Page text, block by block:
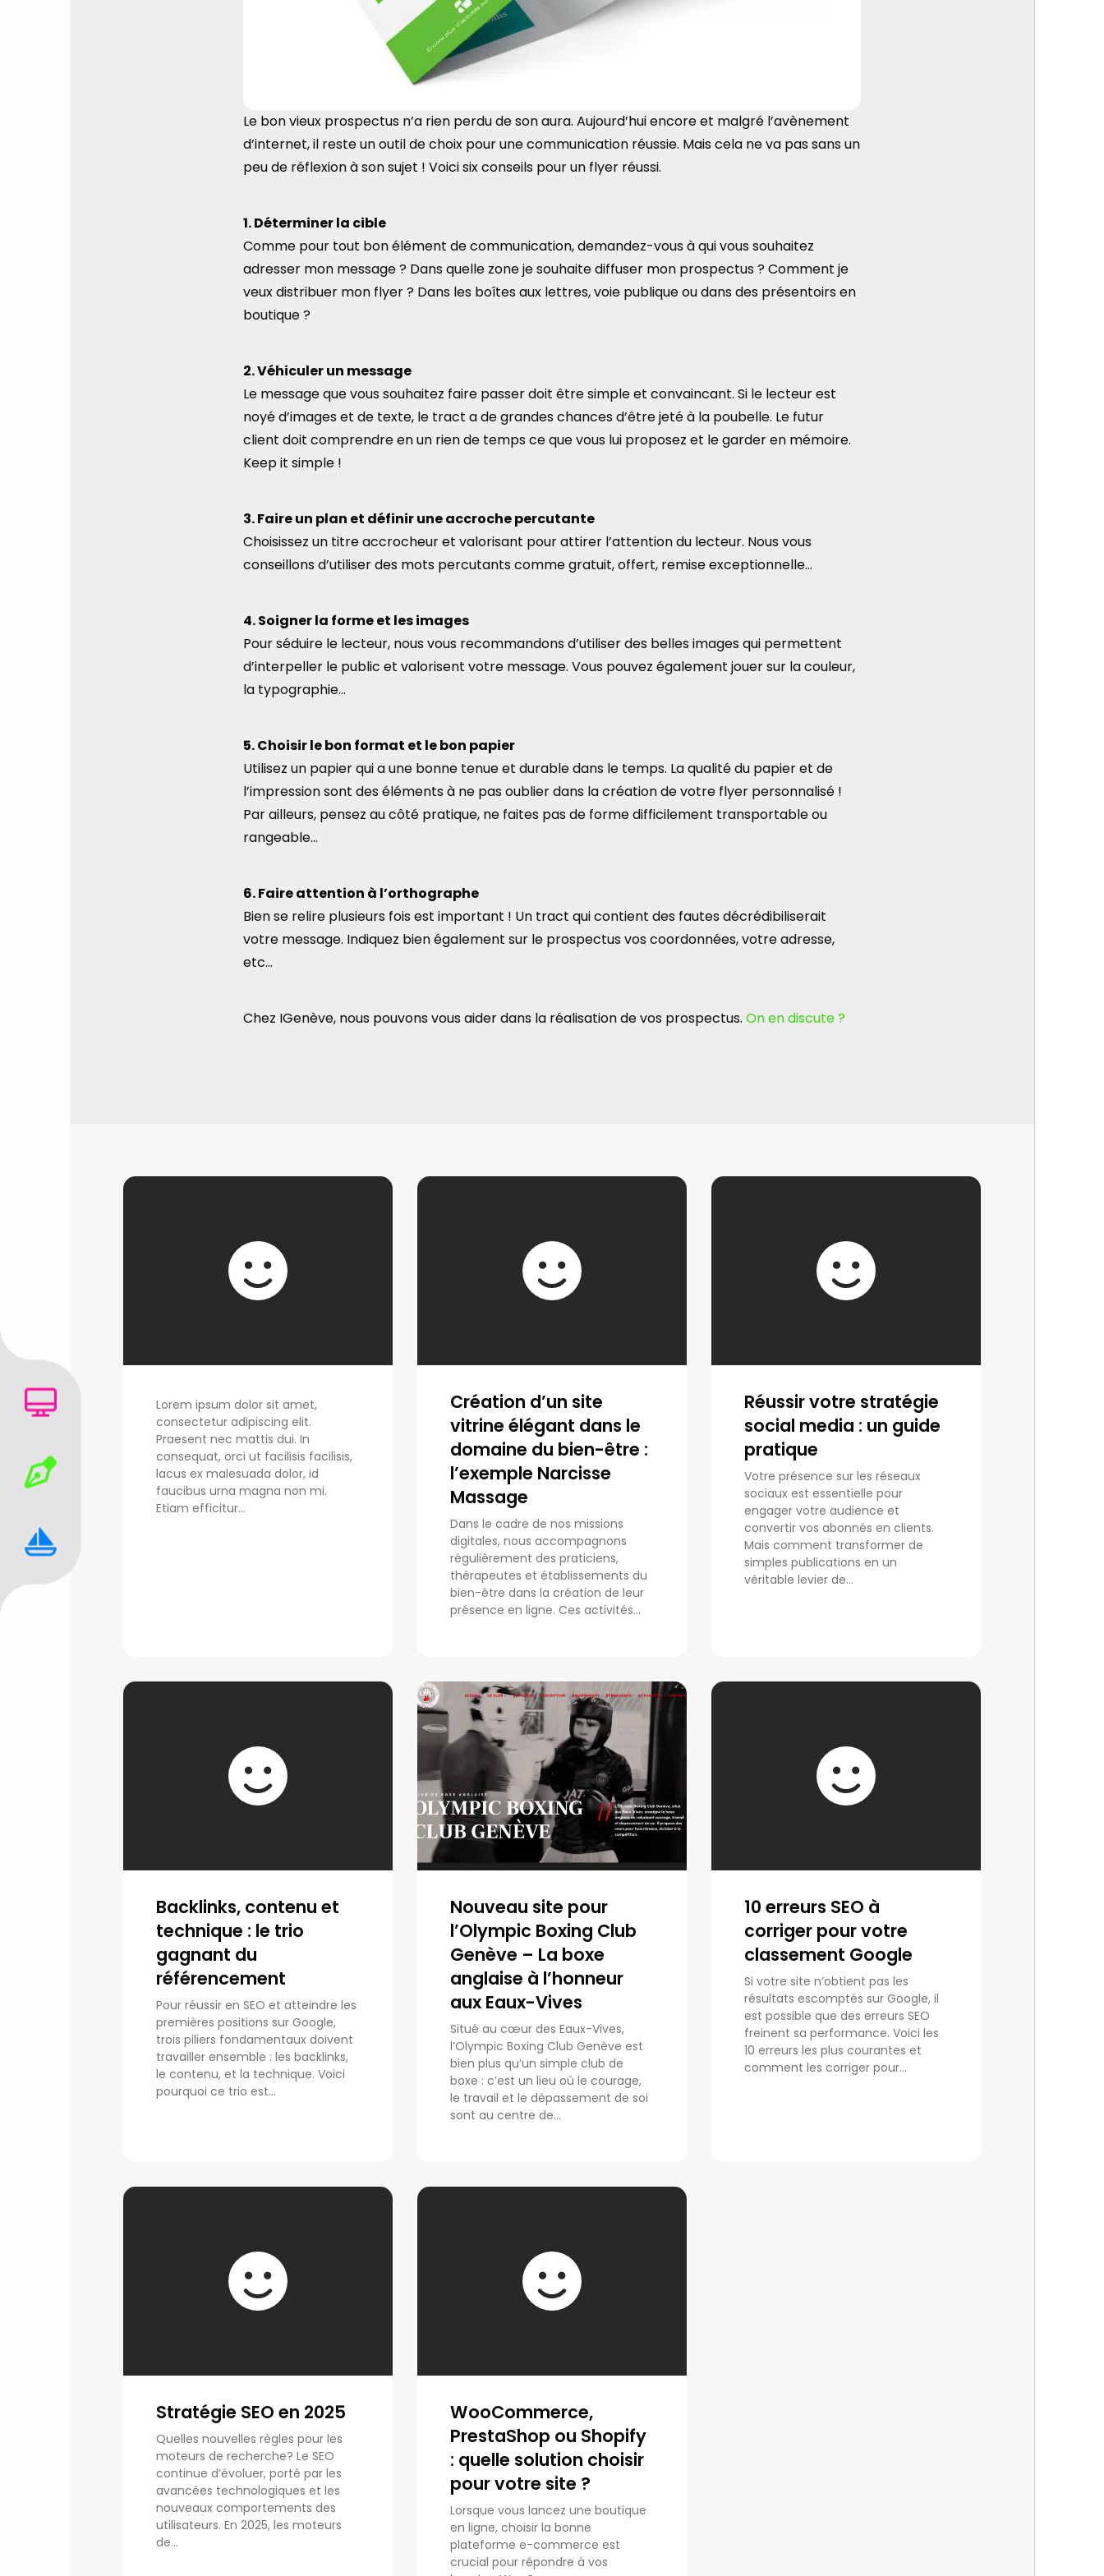
Le bon vieux prospectus n’a rien perdu de son aura. Aujourd’hui encore et malgré l’avènement
d’internet, il reste un outil de choix pour une communication réussie. Mais cela ne va pas sans un
peu de réflexion à son sujet ! Voici six conseils pour un flyer réussi.
1. Déterminer la cible
Comme pour tout bon élément de communication, demandez-vous à qui vous souhaitez
adresser mon message ? Dans quelle zone je souhaite diffuser mon prospectus ? Comment je
veux distribuer mon flyer ? Dans les boîtes aux lettres, voie publique ou dans des présentoirs en
boutique ?
2. Véhiculer un message
Le message que vous souhaitez faire passer doit être simple et convaincant. Si le lecteur est
noyé d’images et de texte, le tract a de grandes chances d’être jeté à la poubelle. Le futur
client doit comprendre en un rien de temps ce que vous lui proposez et le garder en mémoire.
Keep it simple !
3. Faire un plan et définir une accroche percutante
Choisissez un titre accrocheur et valorisant pour attirer l’attention du lecteur. Nous vous
conseillons d’utiliser des mots percutants comme gratuit, offert, remise exceptionnelle…
4. Soigner la forme et les images
Pour séduire le lecteur, nous vous recommandons d’utiliser des belles images qui permettent
d’interpeller le public et valorisent votre message. Vous pouvez également jouer sur la couleur,
la typographie…
5. Choisir le bon format et le bon papier
Utilisez un papier qui a une bonne tenue et durable dans le temps. La qualité du papier et de
l’impression sont des éléments à ne pas oublier dans la création de votre flyer personnalisé !
Par ailleurs, pensez au côté pratique, ne faites pas de forme difficilement transportable ou
rangeable…
6. Faire attention à l’orthographe
Bien se relire plusieurs fois est important ! Un tract qui contient des fautes décrédibiliserait
votre message. Indiquez bien également sur le prospectus vos coordonnées, votre adresse,
etc…
Chez IGenève, nous pouvons vous aider dans la réalisation de vos prospectus. On en discute ?
Lorem ipsum dolor sit amet,
consectetur adipiscing elit.
Praesent nec mattis dui. In
consequat, orci ut facilisis facilisis,
lacus ex malesuada dolor, id
faucibus urna magna non mi.
Etiam efficitur...
Création d’un site
vitrine élégant dans le
domaine du bien-être :
l’exemple Narcisse
Massage
Dans le cadre de nos missions
digitales, nous accompagnons
régulièrement des praticiens,
thérapeutes et établissements du
bien-être dans la création de leur
présence en ligne. Ces activités...
Réussir votre stratégie
social media : un guide
pratique
Votre présence sur les réseaux
sociaux est essentielle pour
engager votre audience et
convertir vos abonnés en clients.
Mais comment transformer de
simples publications en un
véritable levier de...
Backlinks, contenu et
technique : le trio
gagnant du
référencement
Pour réussir en SEO et atteindre les
premières positions sur Google,
trois piliers fondamentaux doivent
travailler ensemble : les backlinks,
le contenu, et la technique. Voici
pourquoi ce trio est...
Nouveau site pour
l’Olympic Boxing Club
Genève – La boxe
anglaise à l’honneur
aux Eaux-Vives
Situé au cœur des Eaux-Vives,
l’Olympic Boxing Club Genève est
bien plus qu’un simple club de
boxe : c’est un lieu où le courage,
le travail et le dépassement de soi
sont au centre de...
10 erreurs SEO à
corriger pour votre
classement Google
Si votre site n’obtient pas les
résultats escomptés sur Google, il
est possible que des erreurs SEO
freinent sa performance. Voici les
10 erreurs les plus courantes et
comment les corriger pour...
Stratégie SEO en 2025
Quelles nouvelles règles pour les
moteurs de recherche? Le SEO
continue d’évoluer, porté par les
avancées technologiques et les
nouveaux comportements des
utilisateurs. En 2025, les moteurs
de...
WooCommerce,
PrestaShop ou Shopify
: quelle solution choisir
pour votre site ?
Lorsque vous lancez une boutique
en ligne, choisir la bonne
plateforme e-commerce est
crucial pour répondre à vos